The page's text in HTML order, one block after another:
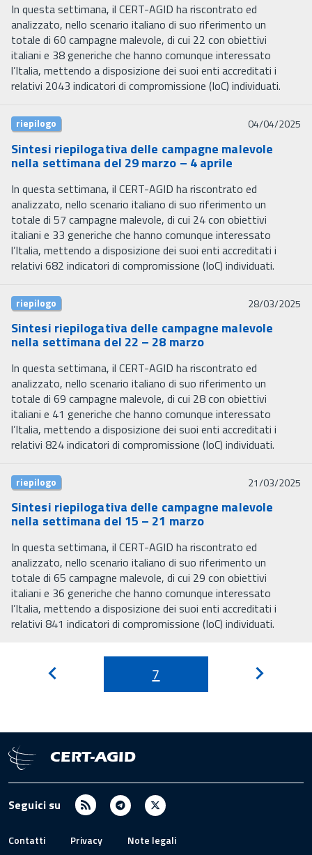
In questa settimana, il CERT-AGID ha riscontrato ed
analizzato, nello scenario italiano di suo riferimento un
totale di 60 campagne malevole, di cui 22 con obiettivi
italiani e 38 generiche che hanno comunque interessato
l’Italia, mettendo a disposizione dei suoi enti accreditati i
relativi 2043 indicatori di compromissione (IoC) individuati.
riepilogo 04/04/2025
Sintesi riepilogativa delle campagne malevole
nella settimana del 29 marzo – 4 aprile
In questa settimana, il CERT-AGID ha riscontrato ed
analizzato, nello scenario italiano di suo riferimento un
totale di 57 campagne malevole, di cui 24 con obiettivi
italiani e 33 generiche che hanno comunque interessato
l’Italia, mettendo a disposizione dei suoi enti accreditati i
relativi 682 indicatori di compromissione (IoC) individuati.
riepilogo 28/03/2025
Sintesi riepilogativa delle campagne malevole
nella settimana del 22 – 28 marzo
In questa settimana, il CERT-AGID ha riscontrato ed
analizzato, nello scenario italiano di suo riferimento un
totale di 69 campagne malevole, di cui 28 con obiettivi
italiani e 41 generiche che hanno comunque interessato
l’Italia, mettendo a disposizione dei suoi enti accreditati i
relativi 824 indicatori di compromissione (IoC) individuati.
riepilogo 21/03/2025
Sintesi riepilogativa delle campagne malevole
nella settimana del 15 – 21 marzo
In questa settimana, il CERT-AGID ha riscontrato ed
analizzato, nello scenario italiano di suo riferimento un
totale di 65 campagne malevole, di cui 29 con obiettivi
italiani e 36 generiche che hanno comunque interessato
l’Italia, mettendo a disposizione dei suoi enti accreditati i
relativi 841 indicatori di compromissione (IoC) individuati.
7
CERT-AGID
Contatti Privacy Note legali
Seguici su RSS Telegram
X
/